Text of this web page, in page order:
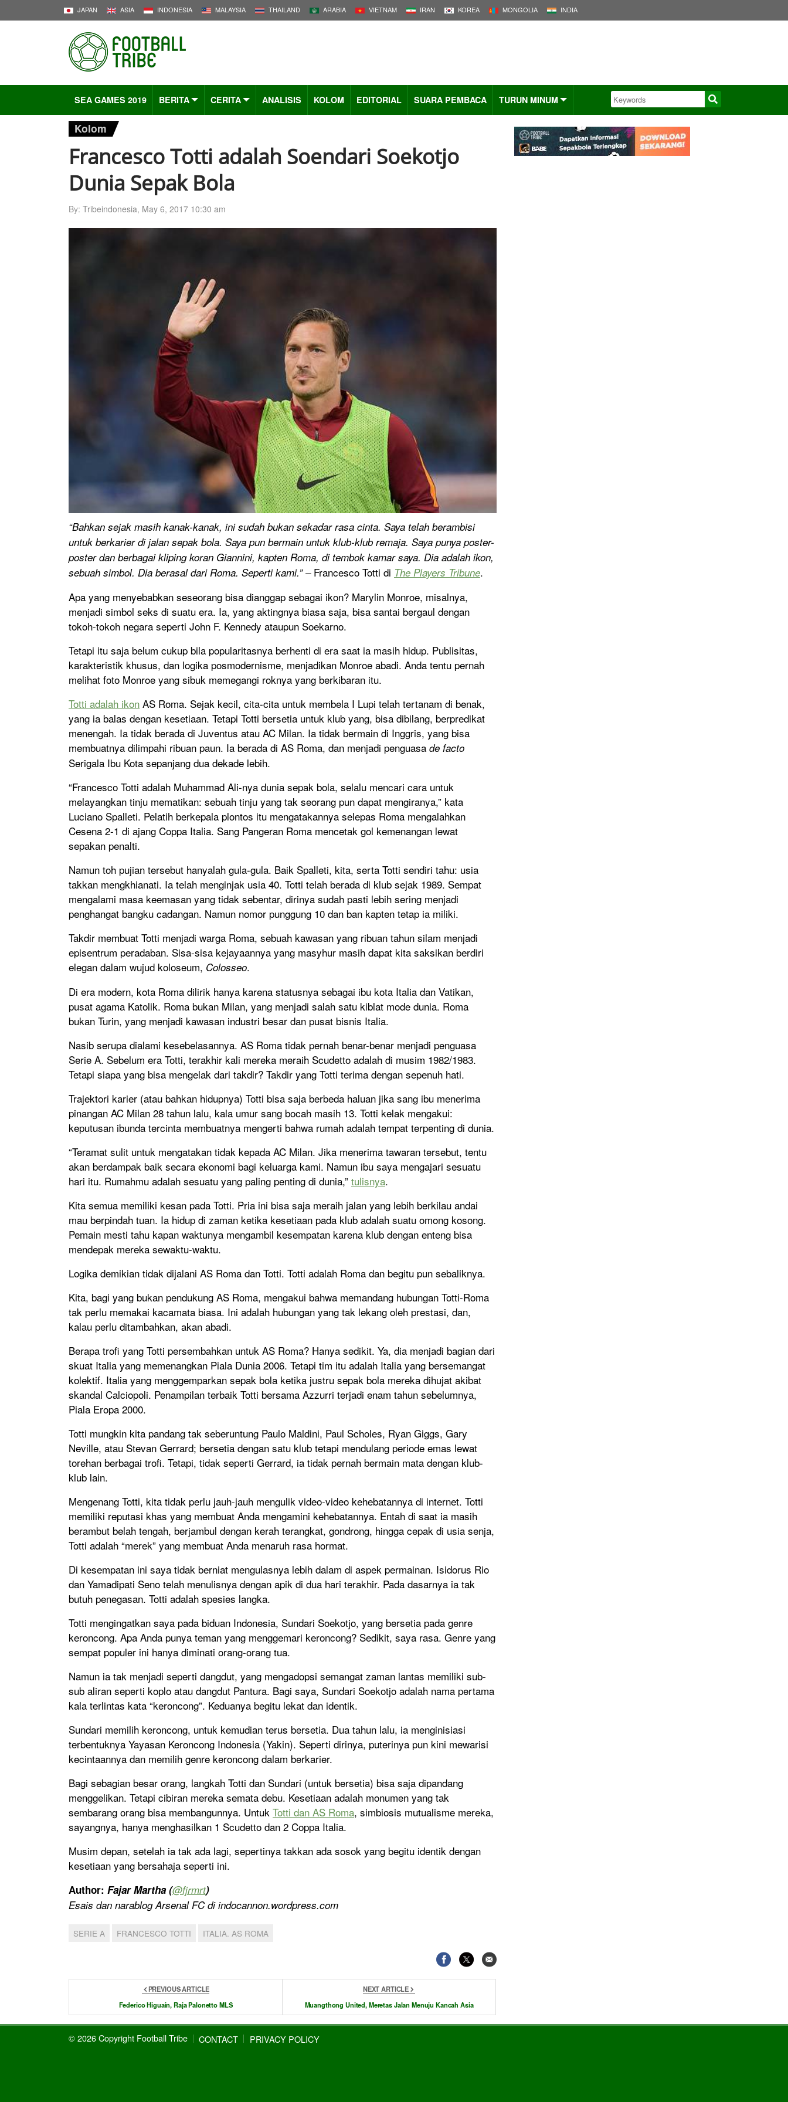
JAPAN ASIA INDONESIA MALAYSIA THAILAND ARABIA VIETNAM IRAN KOREA MONGOLIA INDIA
SEA GAMES 2019 BERITA CERITA ANALISIS KOLOM EDITORIAL SUARA PEMBACA TURUN MINUM
Kolom
Francesco Totti adalah Soendari Soekotjo
Dunia Sepak Bola
By: Tribeindonesia, May 6, 2017 10:30 am
“Bahkan sejak masih kanak-kanak, ini sudah bukan sekadar rasa cinta. Saya telah berambisi
untuk berkarier di jalan sepak bola. Saya pun bermain untuk klub-klub remaja. Saya punya poster-
poster dan berbagai kliping koran Giannini, kapten Roma, di tembok kamar saya. Dia adalah ikon,
sebuah simbol. Dia berasal dari Roma. Seperti kami.” – Francesco Totti di The Players Tribune.
Apa yang menyebabkan seseorang bisa dianggap sebagai ikon? Marylin Monroe, misalnya,
menjadi simbol seks di suatu era. Ia, yang aktingnya biasa saja, bisa santai bergaul dengan
tokoh-tokoh negara seperti John F. Kennedy ataupun Soekarno.
Tetapi itu saja belum cukup bila popularitasnya berhenti di era saat ia masih hidup. Publisitas,
karakteristik khusus, dan logika posmodernisme, menjadikan Monroe abadi. Anda tentu pernah
melihat foto Monroe yang sibuk memegangi roknya yang berkibaran itu.
Totti adalah ikon AS Roma. Sejak kecil, cita-cita untuk membela I Lupi telah tertanam di benak,
yang ia balas dengan kesetiaan. Tetapi Totti bersetia untuk klub yang, bisa dibilang, berpredikat
menengah. Ia tidak berada di Juventus atau AC Milan. Ia tidak bermain di Inggris, yang bisa
membuatnya dilimpahi ribuan paun. Ia berada di AS Roma, dan menjadi penguasa de facto
Serigala Ibu Kota sepanjang dua dekade lebih.
“Francesco Totti adalah Muhammad Ali-nya dunia sepak bola, selalu mencari cara untuk
melayangkan tinju mematikan: sebuah tinju yang tak seorang pun dapat mengiranya,” kata
Luciano Spalleti. Pelatih berkepala plontos itu mengatakannya selepas Roma mengalahkan
Cesena 2-1 di ajang Coppa Italia. Sang Pangeran Roma mencetak gol kemenangan lewat
sepakan penalti.
Namun toh pujian tersebut hanyalah gula-gula. Baik Spalleti, kita, serta Totti sendiri tahu: usia
takkan mengkhianati. Ia telah menginjak usia 40. Totti telah berada di klub sejak 1989. Sempat
mengalami masa keemasan yang tidak sebentar, dirinya sudah pasti lebih sering menjadi
penghangat bangku cadangan. Namun nomor punggung 10 dan ban kapten tetap ia miliki.
Takdir membuat Totti menjadi warga Roma, sebuah kawasan yang ribuan tahun silam menjadi
episentrum peradaban. Sisa-sisa kejayaannya yang masyhur masih dapat kita saksikan berdiri
elegan dalam wujud koloseum, Colosseo.
Di era modern, kota Roma dilirik hanya karena statusnya sebagai ibu kota Italia dan Vatikan,
pusat agama Katolik. Roma bukan Milan, yang menjadi salah satu kiblat mode dunia. Roma
bukan Turin, yang menjadi kawasan industri besar dan pusat bisnis Italia.
Nasib serupa dialami kesebelasannya. AS Roma tidak pernah benar-benar menjadi penguasa
Serie A. Sebelum era Totti, terakhir kali mereka meraih Scudetto adalah di musim 1982/1983.
Tetapi siapa yang bisa mengelak dari takdir? Takdir yang Totti terima dengan sepenuh hati.
Trajektori karier (atau bahkan hidupnya) Totti bisa saja berbeda haluan jika sang ibu menerima
pinangan AC Milan 28 tahun lalu, kala umur sang bocah masih 13. Totti kelak mengakui:
keputusan ibunda tercinta membuatnya mengerti bahwa rumah adalah tempat terpenting di dunia.
“Teramat sulit untuk mengatakan tidak kepada AC Milan. Jika menerima tawaran tersebut, tentu
akan berdampak baik secara ekonomi bagi keluarga kami. Namun ibu saya mengajari sesuatu
hari itu. Rumahmu adalah sesuatu yang paling penting di dunia,” tulisnya.
Kita semua memiliki kesan pada Totti. Pria ini bisa saja meraih jalan yang lebih berkilau andai
mau berpindah tuan. Ia hidup di zaman ketika kesetiaan pada klub adalah suatu omong kosong.
Pemain mesti tahu kapan waktunya mengambil kesempatan karena klub dengan enteng bisa
mendepak mereka sewaktu-waktu.
Logika demikian tidak dijalani AS Roma dan Totti. Totti adalah Roma dan begitu pun sebaliknya.
Kita, bagi yang bukan pendukung AS Roma, mengakui bahwa memandang hubungan Totti-Roma
tak perlu memakai kacamata biasa. Ini adalah hubungan yang tak lekang oleh prestasi, dan,
kalau perlu ditambahkan, akan abadi.
Berapa trofi yang Totti persembahkan untuk AS Roma? Hanya sedikit. Ya, dia menjadi bagian dari
skuat Italia yang memenangkan Piala Dunia 2006. Tetapi tim itu adalah Italia yang bersemangat
kolektif. Italia yang menggemparkan sepak bola ketika justru sepak bola mereka dihujat akibat
skandal Calciopoli. Penampilan terbaik Totti bersama Azzurri terjadi enam tahun sebelumnya,
Piala Eropa 2000.
Totti mungkin kita pandang tak seberuntung Paulo Maldini, Paul Scholes, Ryan Giggs, Gary
Neville, atau Stevan Gerrard; bersetia dengan satu klub tetapi mendulang periode emas lewat
torehan berbagai trofi. Tetapi, tidak seperti Gerrard, ia tidak pernah bermain mata dengan klub-
klub lain.
Mengenang Totti, kita tidak perlu jauh-jauh mengulik video-video kehebatannya di internet. Totti
memiliki reputasi khas yang membuat Anda mengamini kehebatannya. Entah di saat ia masih
berambut belah tengah, berjambul dengan kerah terangkat, gondrong, hingga cepak di usia senja,
Totti adalah “merek” yang membuat Anda menaruh rasa hormat.
Di kesempatan ini saya tidak berniat mengulasnya lebih dalam di aspek permainan. Isidorus Rio
dan Yamadipati Seno telah menulisnya dengan apik di dua hari terakhir. Pada dasarnya ia tak
butuh penegasan. Totti adalah spesies langka.
Totti mengingatkan saya pada biduan Indonesia, Sundari Soekotjo, yang bersetia pada genre
keroncong. Apa Anda punya teman yang menggemari keroncong? Sedikit, saya rasa. Genre yang
sempat populer ini hanya diminati orang-orang tua.
Namun ia tak menjadi seperti dangdut, yang mengadopsi semangat zaman lantas memiliki sub-
sub aliran seperti koplo atau dangdut Pantura. Bagi saya, Sundari Soekotjo adalah nama pertama
kala terlintas kata “keroncong”. Keduanya begitu lekat dan identik.
Sundari memilih keroncong, untuk kemudian terus bersetia. Dua tahun lalu, ia menginisiasi
terbentuknya Yayasan Keroncong Indonesia (Yakin). Seperti dirinya, puterinya pun kini mewarisi
kecintaannya dan memilih genre keroncong dalam berkarier.
Bagi sebagian besar orang, langkah Totti dan Sundari (untuk bersetia) bisa saja dipandang
menggelikan. Tetapi cibiran mereka semata debu. Kesetiaan adalah monumen yang tak
sembarang orang bisa membangunnya. Untuk Totti dan AS Roma, simbiosis mutualisme mereka,
sayangnya, hanya menghasilkan 1 Scudetto dan 2 Coppa Italia.
Musim depan, setelah ia tak ada lagi, sepertinya takkan ada sosok yang begitu identik dengan
kesetiaan yang bersahaja seperti ini.
Author: Fajar Martha (@fjrmrt)
Esais dan narablog Arsenal FC di indocannon.wordpress.com
SERIE A FRANCESCO TOTTI ITALIA. AS ROMA
PREVIOUS ARTICLE
Federico Higuain, Raja Palonetto MLS
NEXT ARTICLE
Muangthong United, Meretas Jalan Menuju Kancah Asia
© 2026 Copyright Football Tribe CONTACT PRIVACY POLICY